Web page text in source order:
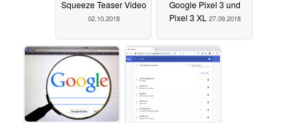
Squeeze Teaser Video
02.10.2018
Google Pixel 3 und
Pixel 3 XL 27.09.2018